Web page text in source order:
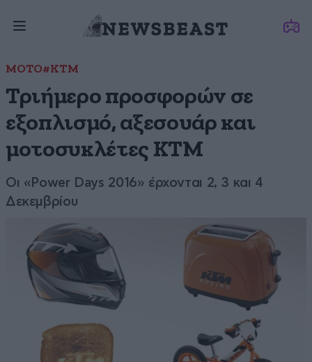
ΜΟΤΟ#ΚΤΜ
Τριήμερο προσφορών σε
εξοπλισμό, αξεσουάρ και
μοτοσυκλέτες ΚΤΜ
Οι «Power Days 2016» έρχονται 2, 3 και 4
Δεκεμβρίου